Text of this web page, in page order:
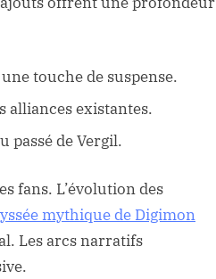
touche de suspense.
alliances existantes.
passé de Vergil.
fans. L’évolution des
mythique de Digimon
Les arcs narratifs